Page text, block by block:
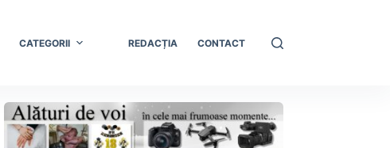
CATEGORII REDACȚIA CONTACT